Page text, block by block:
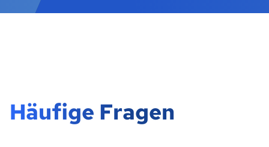
Häufige Fragen